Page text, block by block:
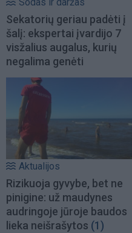
Sekatorių geriau padėti į
šalį: ekspertai įvardijo 7
visžalius augalus, kurių
negalima genėti
Aktualijos
Rizikuoja gyvybe, bet ne
pinigine: už maudynes
audringoje jūroje baudos
lieka neišrašytos (1)